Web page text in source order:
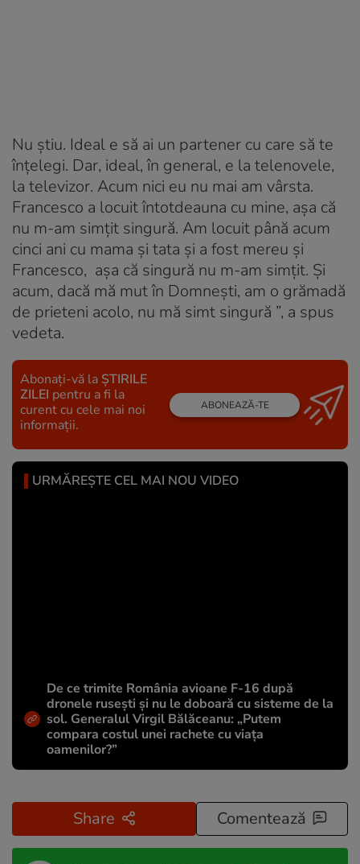
Nu știu. Ideal e să ai un partener cu care să te
înțelegi. Dar, ideal, în general, e la telenovele,
la televizor. Acum nici eu nu mai am vârsta.
Francesco a locuit întotdeauna cu mine, așa că
nu m-am simțit singură. Am locuit până acum
cinci ani cu mama și tata și a fost mereu și
Francesco, așa că singură nu m-am simțit. Și
acum, dacă mă mut în Domnești, am o grămadă
de prieteni acolo, nu mă simt singură ”, a spus
vedeta.
Abonați-vă la ȘTIRILE
ZILEI pentru a fi la
curent cu cele mai noi
informații.
ABONEAZĂ-TE
URMĂREȘTE CEL MAI NOU VIDEO
De ce trimite România avioane F-16 după
dronele rusești și nu le doboară cu sisteme de la
sol. Generalul Virgil Bălăceanu: „Putem
compara costul unei rachete cu viața
oamenilor?”
Share Comentează